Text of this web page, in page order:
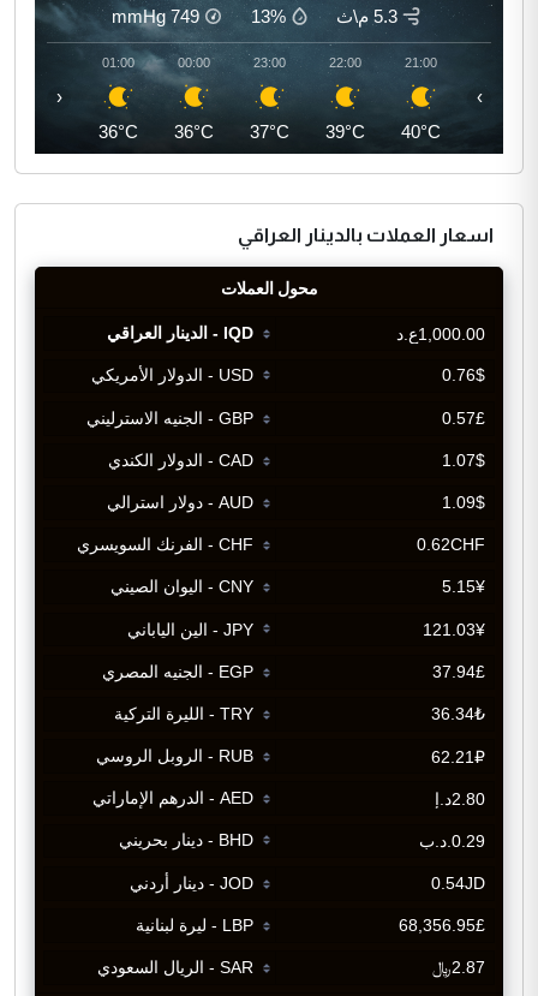
5.3 م\ث 13%
749
mmHg
21:00
40°C
22:00
39°C
23:00
37°C
00:00
36°C
01:00
36°C
‹ ›
اسعار العملات بالدينار العراقي